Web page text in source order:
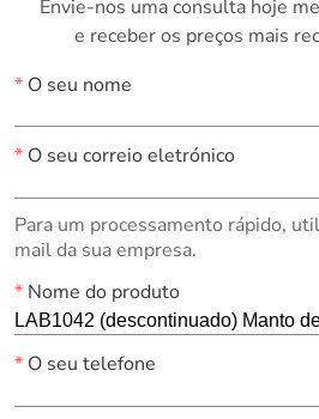
Envie-nos uma consulta hoje
e receber os preços mais
*O seu nome
*O seu correio eletrónico
Para um processamento rápido,
mail da sua empresa.
*Nome do produto
*O seu telefone